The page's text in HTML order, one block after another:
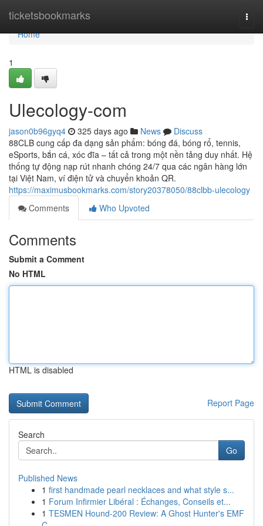
ticketsbookmarks
Home
Home
1
Ulecology-com
jason0b96gyq4 325 days ago News
Discuss
88CLB cung cấp đa dạng sản phẩm: bóng đá, bóng rổ, tennis,
eSports, bắn cá, xóc đĩa – tất cả trong một nền tảng duy nhất. Hệ
thống tự động nạp rút nhanh chóng 24/7 qua các ngân hàng lớn
tại Việt Nam, ví điện tử và chuyển khoản QR.
https://maximusbookmarks.com/story20378050/88clbb-ulecology
Comments
Who Upvoted
Comments
Submit a Comment
No HTML
HTML is disabled
Report Page
Search
Go
Published News
1 first handmade pearl necklaces and what style s...
1 Forum Infirmier Libéral : Échanges, Conseils et...
1 TESMEN Hound-200 Review: A Ghost Hunter's EMF